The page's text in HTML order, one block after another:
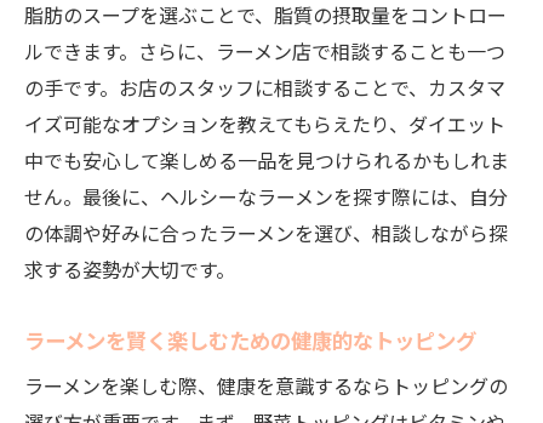
脂肪のスープを選ぶことで、脂質の摂取量をコントロー
ルできます。さらに、ラーメン店で相談することも一つ
の手です。お店のスタッフに相談することで、カスタマ
イズ可能なオプションを教えてもらえたり、ダイエット
中でも安心して楽しめる一品を見つけられるかもしれま
せん。最後に、ヘルシーなラーメンを探す際には、自分
の体調や好みに合ったラーメンを選び、相談しながら探
求する姿勢が大切です。
ラーメンを賢く楽しむための健康的なトッピング
ラーメンを楽しむ際、健康を意識するならトッピングの